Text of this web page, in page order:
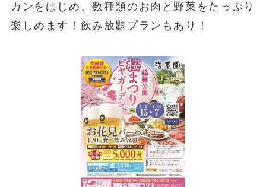
カンをはじめ、数種類のお肉と野菜をたっぷり
楽しめます！飲み放題プランもあり！